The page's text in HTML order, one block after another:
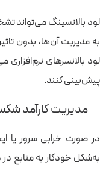
لود بالانسینگ می‌تواند
به مدیریت آن‌ها، بدون
لود بالانسرهای نرم‌افزاری
پیش‌بینی کنند.
مدیریت کارآمد
در صورت خرابی سرور یا
به‌شکل خودکار به منابع